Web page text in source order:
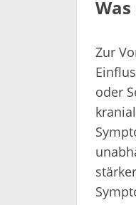
Zur
oder